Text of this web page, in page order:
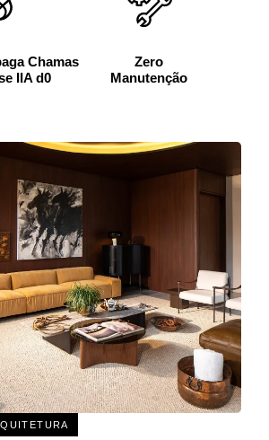
Chamas
IIA d0
Zero
Manutenção